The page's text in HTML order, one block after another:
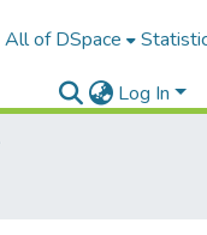
All of DSpace
Log In